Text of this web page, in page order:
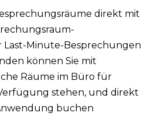
direkt mit
Last-Minute-Besprechungen
können Sie mit
Räume im Büro für
stehen, und direkt
buchen